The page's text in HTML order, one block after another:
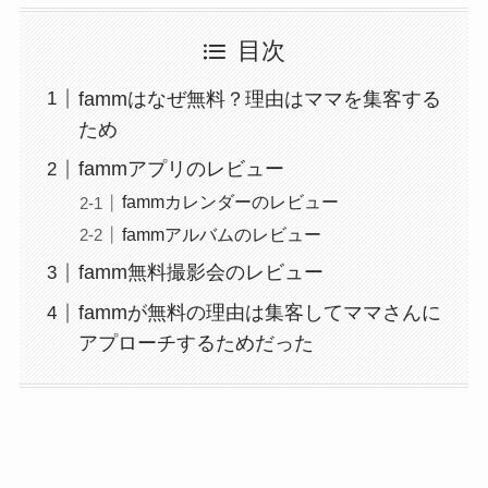
目次
fammはなぜ無料？理由はママを集客する
ため
fammアプリのレビュー
fammカレンダーのレビュー
fammアルバムのレビュー
famm無料撮影会のレビュー
fammが無料の理由は集客してママさんに
アプローチするためだった